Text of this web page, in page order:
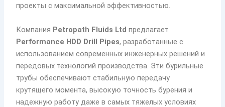
проекты с максимальной эффективностью.
Компания Petropath Fluids Ltd предлагает
Performance HDD Drill Pipes, разработанные с
использованием современных инженерных решений и
передовых технологий производства. Эти бурильные
трубы обеспечивают стабильную передачу
крутящего момента, высокую точность бурения и
надежную работу даже в самых тяжелых условиях